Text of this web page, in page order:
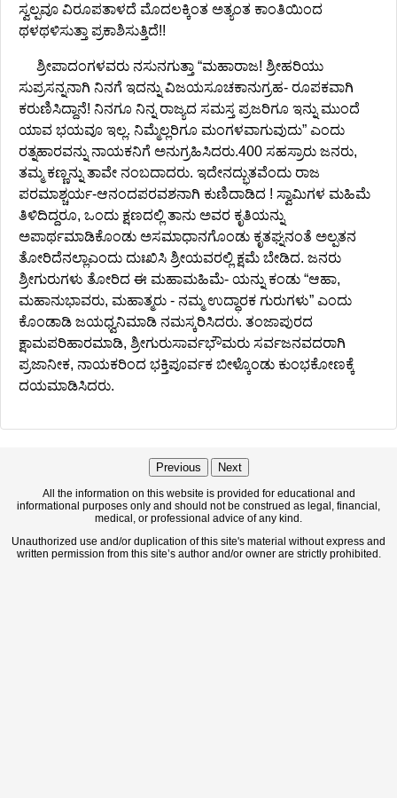
ಸ್ವಲ್ಪವೂ ವಿರೂಪತಾಳದೆ ಮೊದಲಕ್ಕಿಂತ ಅತ್ಯಂತ ಕಾಂತಿಯಿಂದ
ಥಳಥಳಿಸುತ್ತಾ ಪ್ರಕಾಶಿಸುತ್ತಿದೆ!!
ಶ್ರೀಪಾದಂಗಳವರು ನಸುನಗುತ್ತಾ “ಮಹಾರಾಜ! ಶ್ರೀಹರಿಯು
ಸುಪ್ರಸನ್ನನಾಗಿ ನಿನಗೆ ಇದನ್ನು ವಿಜಯಸೂಚಕಾನುಗ್ರಹ- ರೂಪಕವಾಗಿ
ಕರುಣಿಸಿದ್ದಾನೆ! ನಿನಗೂ ನಿನ್ನ ರಾಜ್ಯದ ಸಮಸ್ತ ಪ್ರಜರಿಗೂ ಇನ್ನು ಮುಂದೆ
ಯಾವ ಭಯವೂ ಇಲ್ಲ. ನಿಮ್ಮೆಲ್ಲರಿಗೂ ಮಂಗಳವಾಗುವುದು” ಎಂದು
ರತ್ನಹಾರವನ್ನು ನಾಯಕನಿಗೆ ಅನುಗ್ರಹಿಸಿದರು.400 ಸಹಸ್ರಾರು ಜನರು,
ತಮ್ಮ ಕಣ್ಣನ್ನು ತಾವೇ ನಂಬದಾದರು. ಇದೇನದ್ಭುತವೆಂದು ರಾಜ
ಪರಮಾಶ್ಚರ್ಯ-ಆನಂದಪರವಶನಾಗಿ ಕುಣಿದಾಡಿದ ! ಸ್ವಾಮಿಗಳ ಮಹಿಮೆ
ತಿಳಿದಿದ್ದರೂ, ಒಂದು ಕ್ಷಣದಲ್ಲಿ ತಾನು ಅವರ ಕೃತಿಯನ್ನು
ಅಪಾರ್ಥಮಾಡಿಕೊಂಡು ಅಸಮಾಧಾನಗೊಂಡು ಕೃತಘ್ನನಂತೆ ಅಲ್ಪತನ
ತೋರಿದೆನಲ್ಲಾಎಂದು ದುಃಖಿಸಿ ಶ್ರೀಯವರಲ್ಲಿ ಕ್ಷಮೆ ಬೇಡಿದ. ಜನರು
ಶ್ರೀಗುರುಗಳು ತೋರಿದ ಈ ಮಹಾಮಹಿಮೆ- ಯನ್ನು ಕಂಡು “ಆಹಾ,
ಮಹಾನುಭಾವರು, ಮಹಾತ್ಮರು - ನಮ್ಮ ಉದ್ಧಾರಕ ಗುರುಗಳು” ಎಂದು
ಕೊಂಡಾಡಿ ಜಯಧ್ವನಿಮಾಡಿ ನಮಸ್ಕರಿಸಿದರು. ತಂಜಾಪುರದ
ಕ್ಷಾಮಪರಿಹಾರಮಾಡಿ, ಶ್ರೀಗುರುಸಾರ್ವಭೌಮರು ಸರ್ವಜನವದರಾಗಿ
ಪ್ರಜಾನೀಕ, ನಾಯಕರಿಂದ ಭಕ್ತಿಪೂರ್ವಕ ಬೀಳ್ಕೊಂಡು ಕುಂಭಕೋಣಕ್ಕೆ
ದಯಮಾಡಿಸಿದರು.
Previous Next
All the information on this website is provided for educational and
informational purposes only and should not be construed as legal, financial,
medical, or professional advice of any kind.
Unauthorized use and/or duplication of this site's material without express and
written permission from this site’s author and/or owner are strictly prohibited.